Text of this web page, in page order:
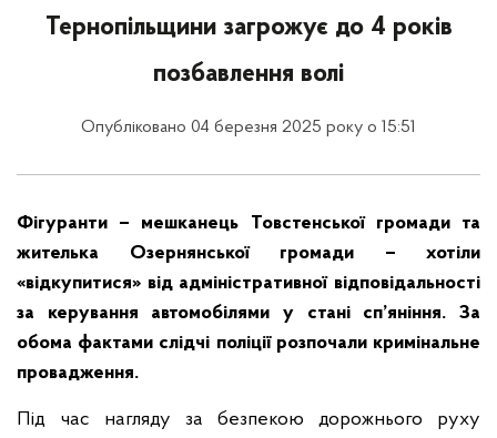
Тернопільщини загрожує до 4 років
позбавлення волі
Опубліковано 04 березня 2025 року о 15:51
Фігуранти – мешканець Товстенської громади та
жителька Озернянської громади – хотіли
«відкупитися» від адміністративної відповідальності
за керування автомобілями у стані сп’яніння. За
обома фактами слідчі поліції розпочали кримінальне
провадження.
Під час нагляду за безпекою дорожнього руху